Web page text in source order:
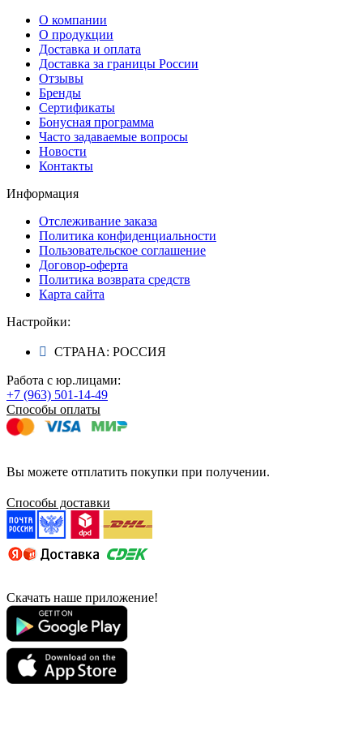
О компании
О продукции
Доставка и оплата
Доставка за границы России
Отзывы
Бренды
Сертификаты
Бонусная программа
Часто задаваемые вопросы
Новости
Контакты
Информация
Отслеживание заказа
Политика конфиденциальности
Пользовательское соглашение
Договор-оферта
Политика возврата средств
Карта сайта
Настройки:
СТРАНА: РОССИЯ
Работа с юр.лицами:
+7 (963) 501-14-49
Способы оплаты
Вы можете отплатить покупки при получении.
Способы доставки
Скачать наше приложение!